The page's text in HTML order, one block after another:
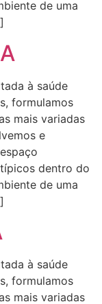
de uma
à saúde
formulamos
mais variadas
e
dentro do
de uma
à saúde
formulamos
mais variadas